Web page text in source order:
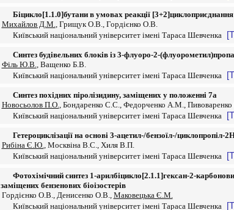
Біцикло[1.1.0]бутани в умовах реакції [3+2]циклоприєднання
Михайлов Д.М., Грищук О.В., Гордієнко О.В.
Київський національний університет імені Тараса Шевченка
Синтез будівельних блоків із 3-флуоро-2-
Філь Ю.В., Ващенко Б.В.
Київський національний університет імені Тараса Шевченка
Синтез похідних піролізидину, заміщених у положенні 7а
Новосьолов П.О., Бондаренко С.С., Федорченко А.М., Пивоваренко
Київський національний університет імені Тараса Шевченка
Гетероциклізації на основі 3-ацетил-/бензоїл-/циклопропіл-
Рибіна Є.Ю., Москвіна В.С., Хиля В.П.
Київський національний університет імені Тараса Шевченка
Фотохімічний синтез 1-арилбіцикло[2.1.1]гексан-2-
заміщених бензенових біоізостерів
Гордієнко О.В., Денисенко О.В., Маковецька Є.М.
Київський національний університет імені Тараса Шевченка